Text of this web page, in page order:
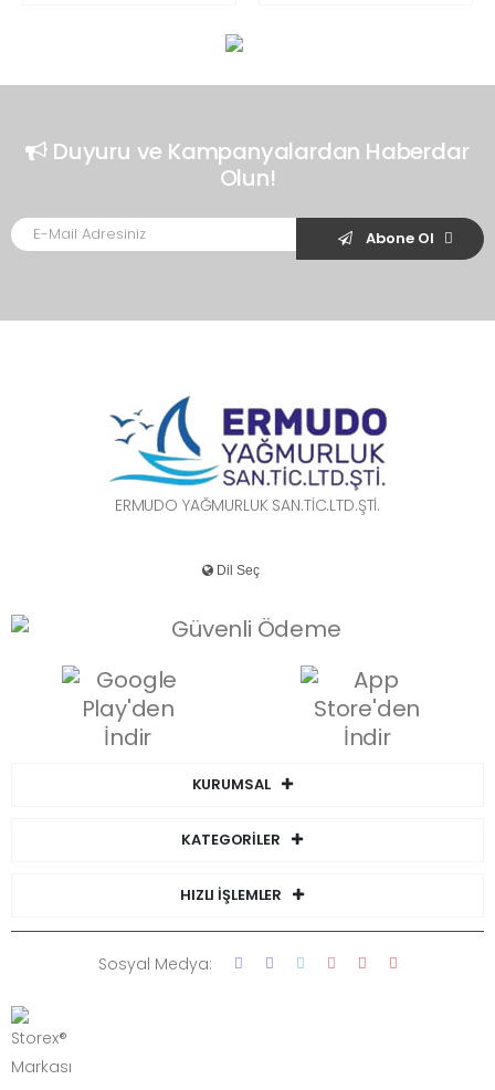
Duyuru ve Kampanyalardan Haberdar
Olun!
Abone Ol
ERMUDO YAĞMURLUK SAN.TİC.LTD.ŞTİ.
KURUMSAL
KATEGORİLER
HIZLI İŞLEMLER
Sosyal Medya: